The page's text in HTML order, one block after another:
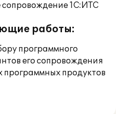
1С:ИТС
работы:
программного
его сопровождения
продуктов